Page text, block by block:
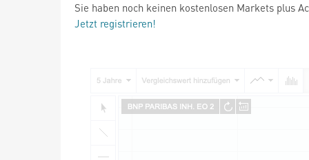
Sie haben noch keinen kostenlosen Markets plus
Jetzt registrieren!